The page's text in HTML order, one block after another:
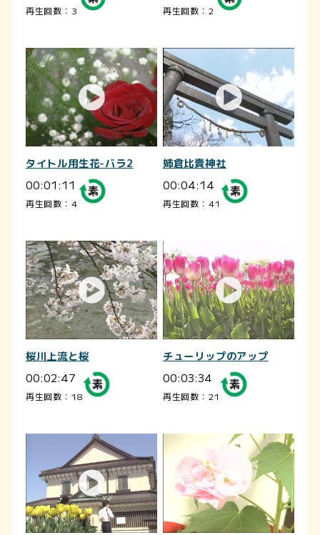
再生回数：3 再生回数：2
タイトル用生花-バラ2
00:01:11
再生回数：4
姉倉比賣神社
00:04:14
再生回数：41
桜川上流と桜
00:02:47
再生回数：18
チューリップのアップ
00:03:34
再生回数：21